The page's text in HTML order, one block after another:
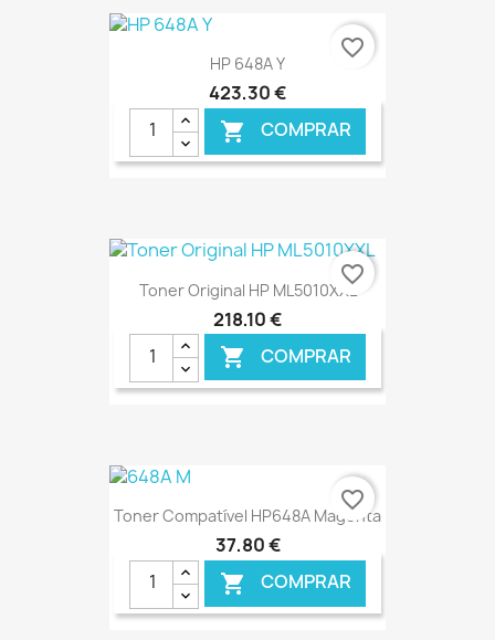
€ ONLINE
HP 648A Y
423,30 €
 COMPRAR
€ ONLINE
favorite_border
Toner Original HP ML5010XXL
218,10 €
 COMPRAR
€ ONLINE
favorite_border
Toner Compatível HP648A Magenta
37,80 €
 COMPRAR
favorite_border